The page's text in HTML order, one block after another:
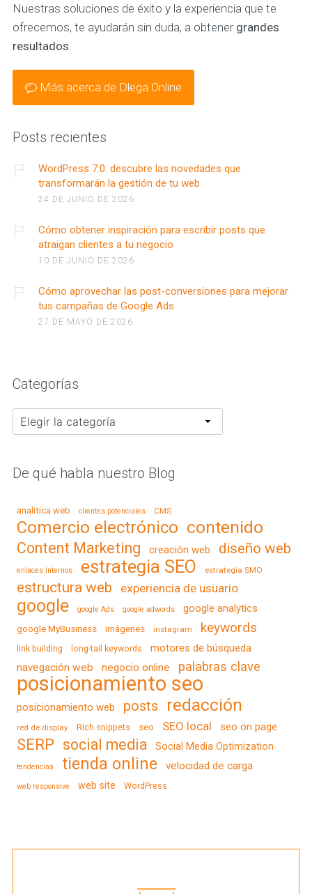
Nuestras soluciones de éxito y la experiencia que te
ofrecemos, te ayudarán sin duda, a obtener grandes
resultados
Más acerca de Dlega Online
Posts recientes
WordPress 7.0: descubre las novedades que
transformarán la gestión de tu web
24 DE JUNIO DE 2026
Cómo obtener inspiración para escribir posts que
atraigan clientes a tu negocio
10 DE JUNIO DE 2026
Cómo aprovechar las post-conversiones para mejorar
tus campañas de Google Ads
27 DE MAYO DE 2026
Categorías
Categorías
De qué habla nuestro Blog
analitica web clientes potenciales CMS
Comercio electrónico contenido
Content Marketing creación web diseño web
enlaces internos estrategia SEO estrategia SMO
estructura web experiencia de usuario
google google Ads google adwords google analytics
google MyBusiness imágenes instagram keywords
link building long-tail keywords
motores de búsqueda
navegación web
negocio online palabras clave
posicionamiento seo
posicionamiento web posts redacción
red de display Rich snippets seo SEO local seo on page
SERP social media Social Media Optimization
tendencias tienda online velocidad de carga
web responsive web site WordPress